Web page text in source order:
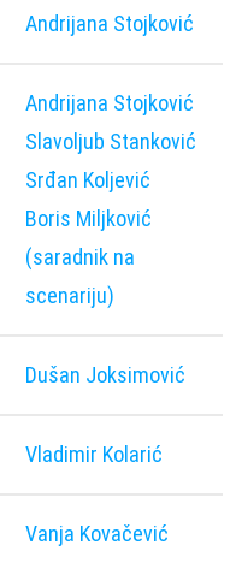
Andrijana Stojković
Andrijana Stojković
Slavoljub Stanković
Srđan Koljević
Boris Miljković
(saradnik na
scenariju)
Dušan Joksimović
Vladimir Kolarić
Vanja Kovačević